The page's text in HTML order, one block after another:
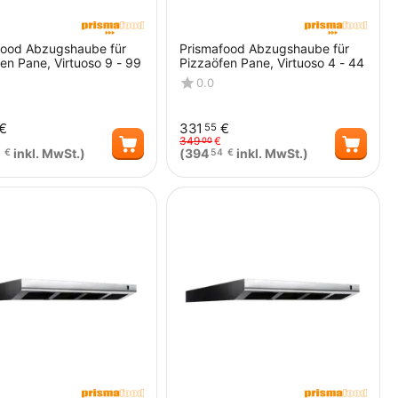
Abzugshaube für
Pane, Virtuoso 9 - 99
€ inkl. MwSt.)
Prismafood Abzugshaube für
Pizzaöfen Pane, Virtuoso 4 - 44
0.0
331 55 €
34900€
(394 54 € inkl. MwSt.)